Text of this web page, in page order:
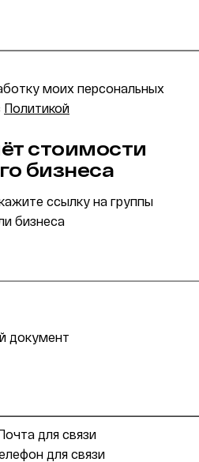
моих персональных
Политикой
стоимости
бизнеса
ссылку на группы
бизнеса
документ
для связи
для связи